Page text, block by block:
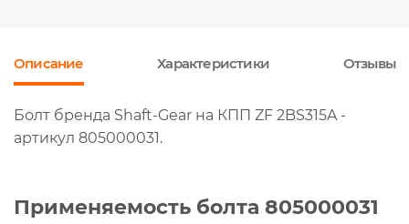
Описание Характеристики Отзывы
Болт бренда Shaft-Gear на КПП ZF 2BS315A -
артикул 805000031.
Применяемость болта 805000031